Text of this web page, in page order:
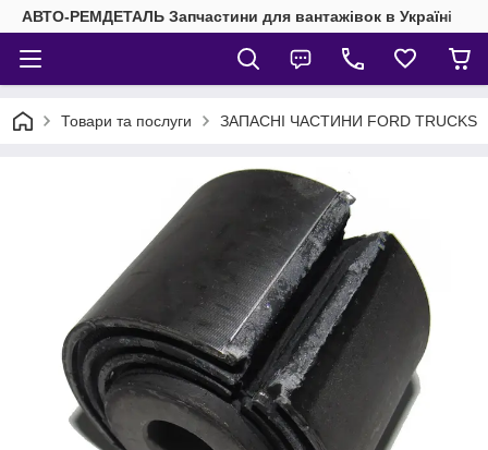
АВТО-РЕМДЕТАЛЬ Запчастини для вантажівок в Україні
Товари та послуги ЗАПАСНІ ЧАСТИНИ FORD TRUCKS